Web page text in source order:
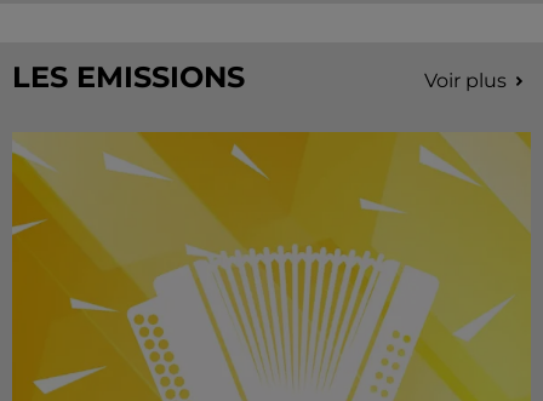
LES EMISSIONS Voir plus